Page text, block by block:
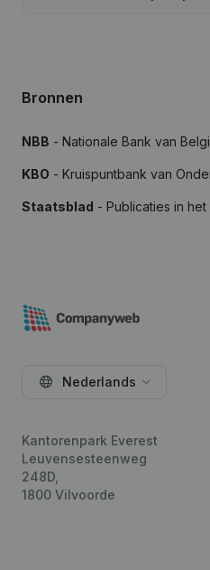
Bronnen
NBB - Nationale Bank van
KBO - Kruispuntbank van
Staatsblad - Publicaties in
Nederlands
Kantorenpark Everest
Leuvensesteenweg
248D,
1800 Vilvoorde